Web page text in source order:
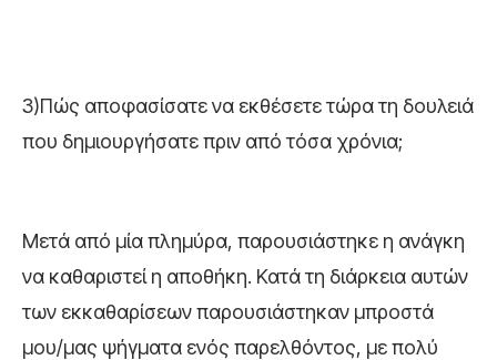
3)Πώς αποφασίσατε να εκθέσετε τώρα τη δουλειά
που δημιουργήσατε πριν από τόσα χρόνια;
Μετά από μία πλημύρα, παρουσιάστηκε η ανάγκη
να καθαριστεί η αποθήκη. Κατά τη διάρκεια αυτών
των εκκαθαρίσεων παρουσιάστηκαν μπροστά
μου/μας ψήγματα ενός παρελθόντος, με πολύ